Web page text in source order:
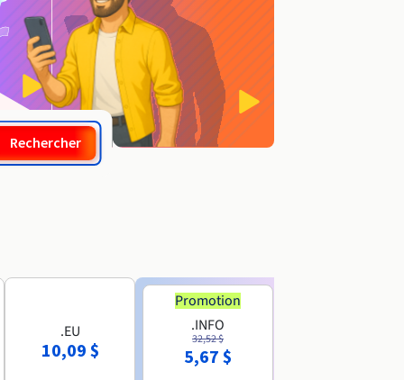
Rechercher
.EU
10,09 $
Promotion
.INFO
32,52 $
5,67 $